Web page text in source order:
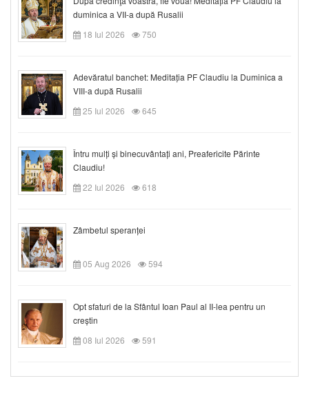
duminica a VII-a după Rusalii
18 Iul 2026
750
Adevăratul banchet: Meditația PF Claudiu la Duminica a
VIII-a după Rusalii
25 Iul 2026
645
Întru mulți și binecuvântați ani, Preafericite Părinte
Claudiu!
22 Iul 2026
618
Zâmbetul speranței
05 Aug 2026 594
Opt sfaturi de la Sfântul Ioan Paul al II-lea pentru un
creștin
08 Iul 2026
591